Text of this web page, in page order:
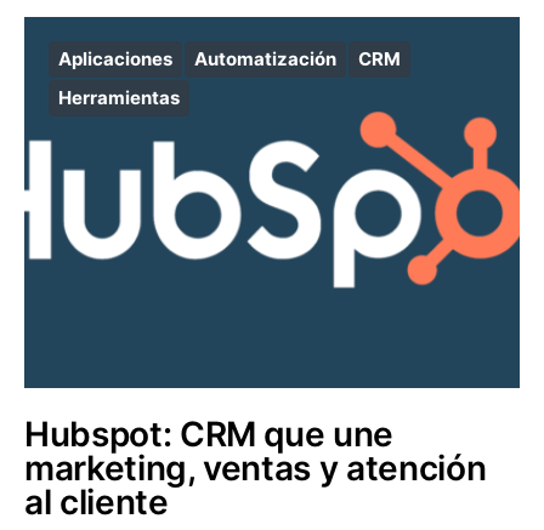
Aplicaciones Automatización
CRM
Herramientas
Hubspot: CRM que une
marketing, ventas y atención
al cliente